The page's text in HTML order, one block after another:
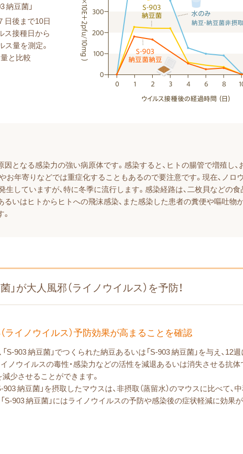
納豆菌」
日後まで10日
ス接種日から
量を測定。
と比較
となる感染力の強い病原体です。感染すると、ヒトの腸管で増殖し、
お年寄りなどでは重症化することもあるので要注意です。現在、ノロ
していますが、特に冬季に流行します。感染経路は、二枚貝などの食
るいはヒトからヒトへの飛沫感染、また感染した患者の糞便や嘔吐物
」が大人風邪（ライノウイルス）を予防！
ライノウイルス）予防効果が高まることを確認
903 納豆菌」でつくられた納豆あるいは「S-903 納豆菌」を与え、12
ノウイルスの毒性・感染力などの活性を減退あるいは消失させる抗体
少させることができます。
903 納豆菌」を摂取したマウスは、非摂取（蒸留水）のマウスに比べて、
S-903 納豆菌」にはライノウイルスの予防や感染後の症状軽減に効果